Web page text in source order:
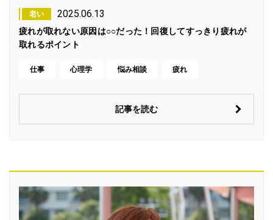
老い 2025.06.13
疲れが取れない原因は○○だった！回復してすっきり疲れが
取れるポイント
仕事 心理学 悩み相談 疲れ
記事を読む